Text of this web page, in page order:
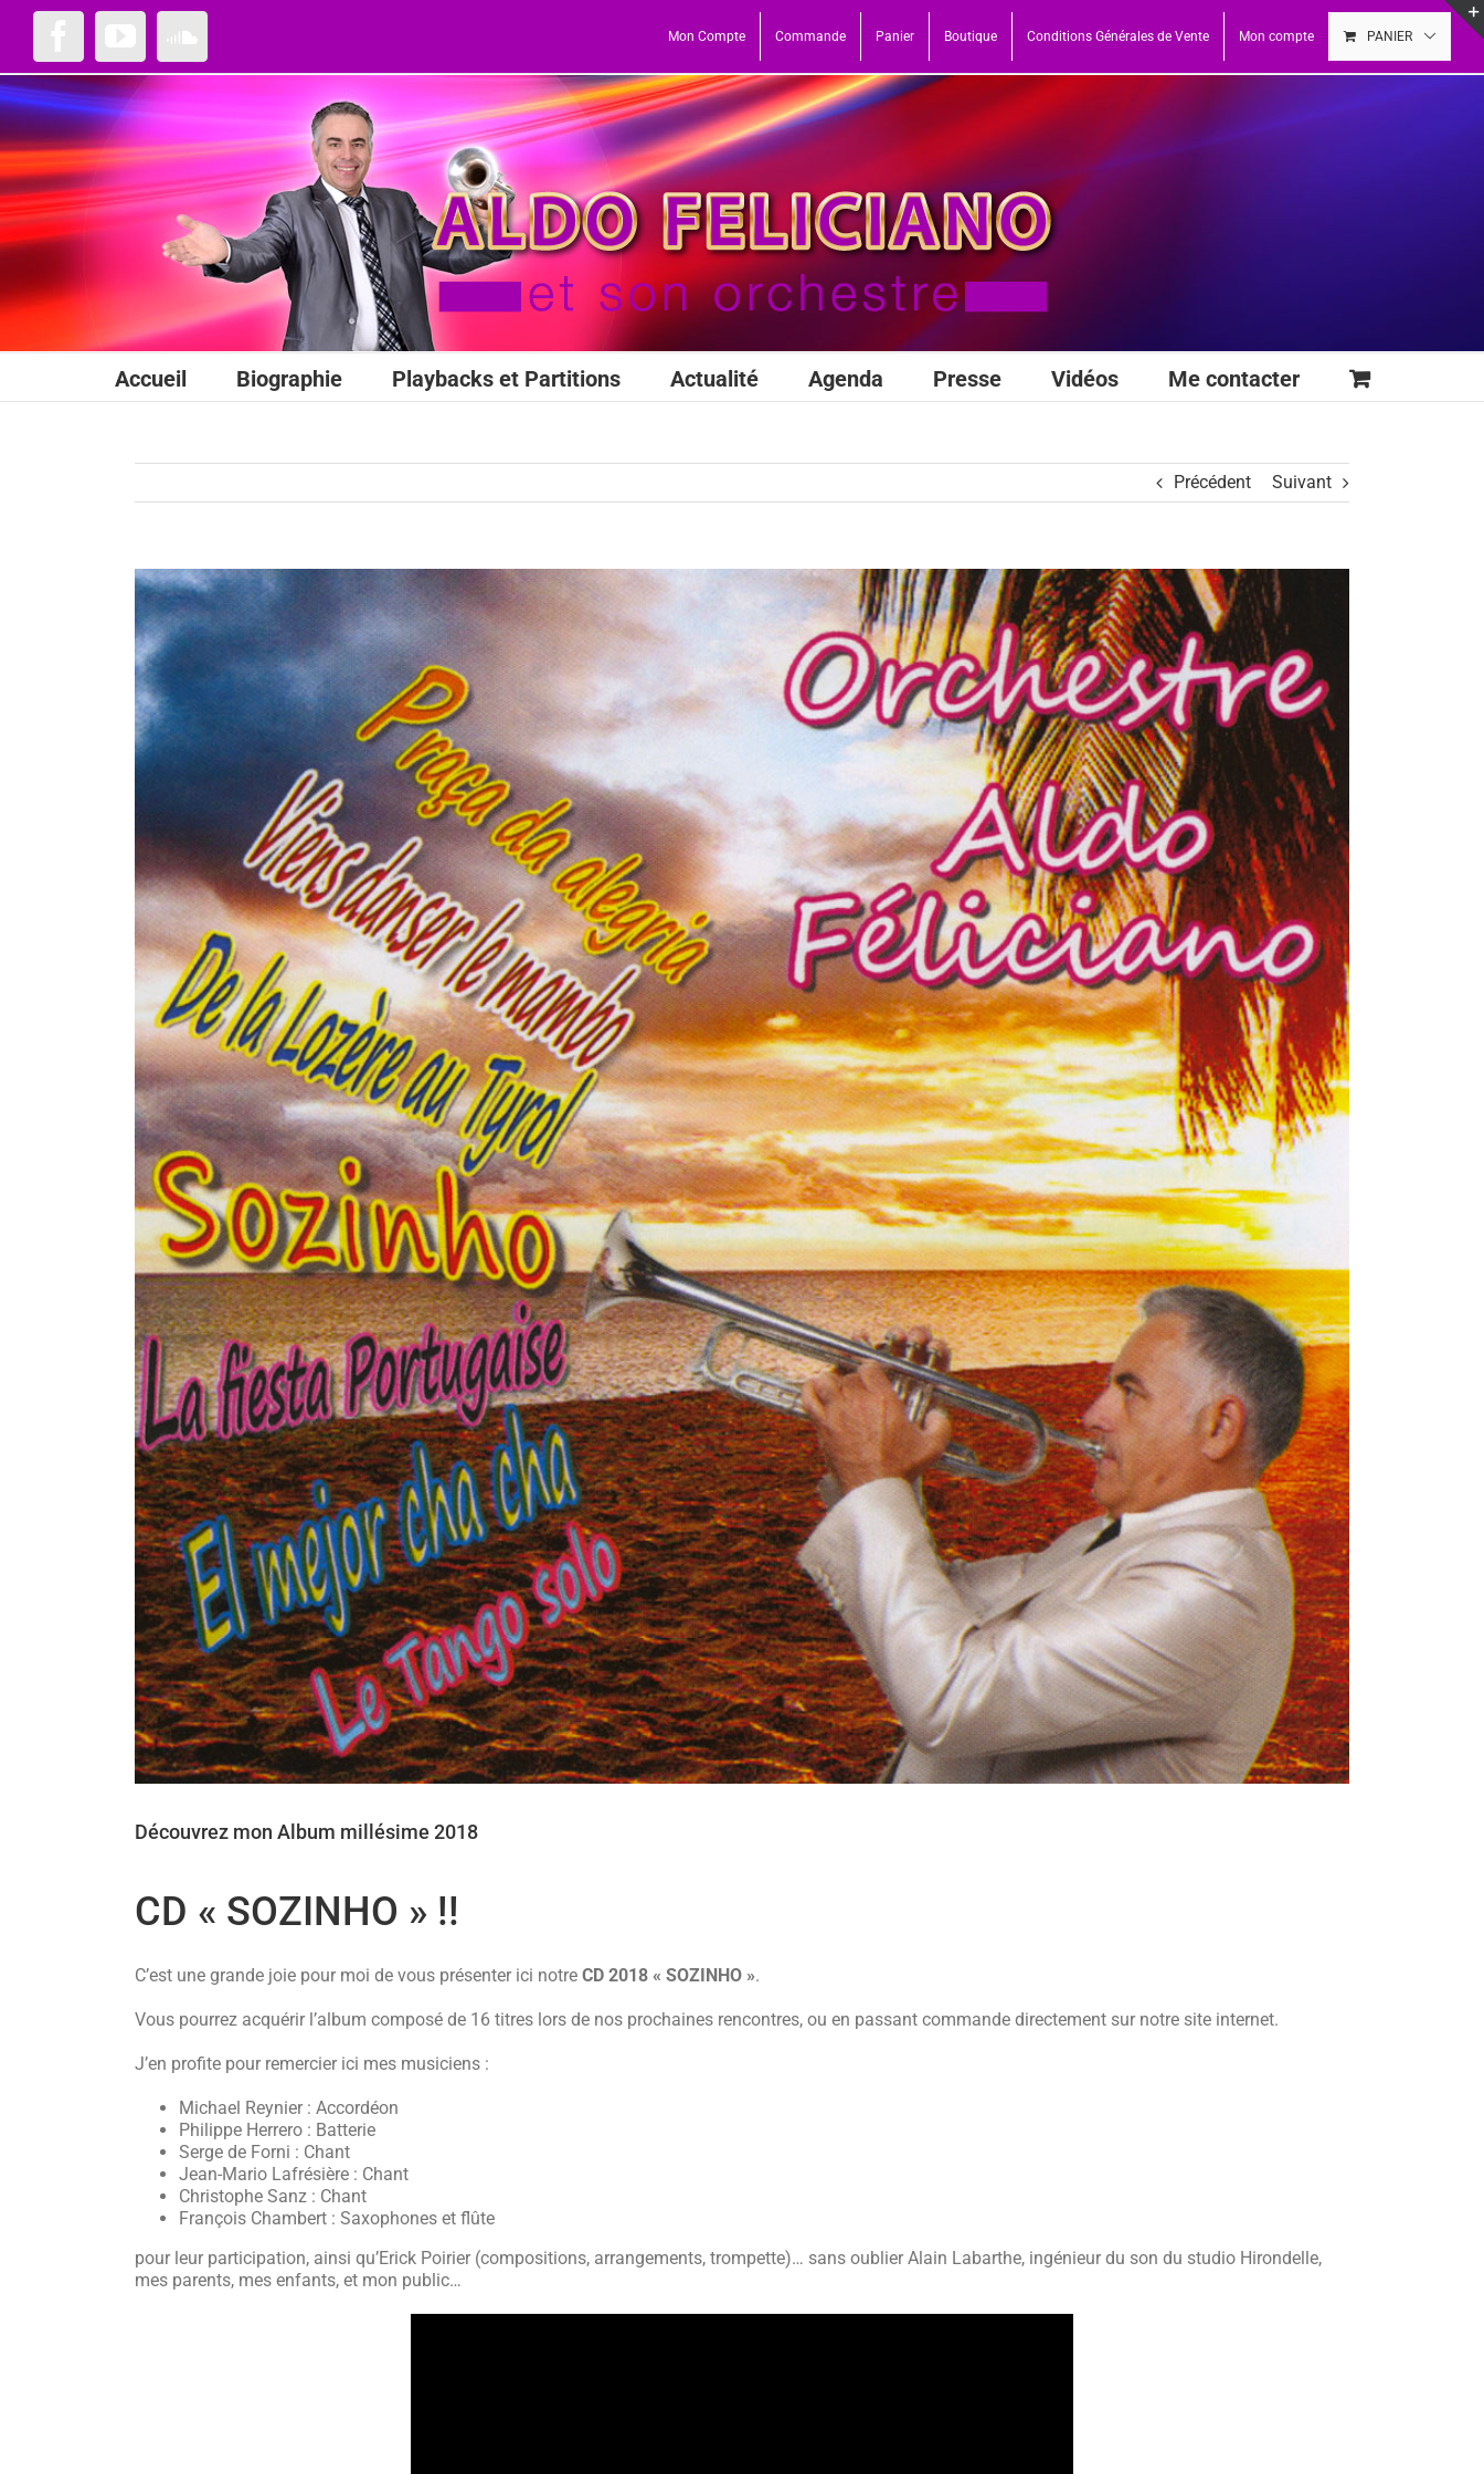
Passer
contenu
Mon Compte Commande Panier Boutique Conditions Générales de Vente Mon compte PANIER
Accueil Biographie Playbacks et Partitions Actualité Agenda Presse Vidéos Me contacter
Précédent Suivant
Voir
l'image
agrandie
Découvrez mon Album millésime 2018
CD « SOZINHO » !!
C’est une grande joie pour moi de vous présenter ici notre CD 2018 « SOZINHO ».
Vous pourrez acquérir l’album composé de 16 titres lors de nos prochaines rencontres, ou en passant commande directement sur notre site internet.
J’en profite pour remercier ici mes musiciens :
Michael Reynier : Accordéon
Philippe Herrero : Batterie
Serge de Forni : Chant
Jean-Mario Lafrésière : Chant
Christophe Sanz : Chant
François Chambert : Saxophones et flûte
pour leur participation, ainsi qu’Erick Poirier (compositions, arrangements, trompette)… sans oublier Alain Labarthe, ingénieur du son du studio Hirondelle,
mes parents, mes enfants, et mon public…